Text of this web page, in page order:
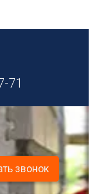
71
звонок